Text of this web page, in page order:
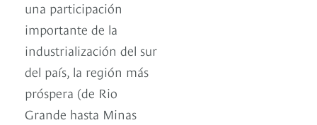
una participación
importante de la
industrialización del sur
del país, la región más
próspera (de Rio
Grande hasta Minas